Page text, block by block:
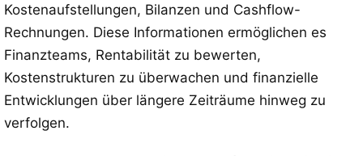
Kostenaufstellungen, Bilanzen und Cashflow-
Rechnungen. Diese Informationen ermöglichen es
Finanzteams, Rentabilität zu bewerten,
Kostenstrukturen zu überwachen und finanzielle
Entwicklungen über längere Zeiträume hinweg zu
verfolgen.